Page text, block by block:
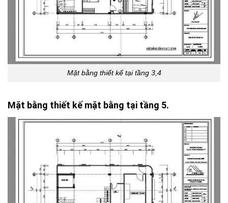
Mặt bằng thiết kế tại tầng 3,4
Mặt bằng thiết kế mặt bằng tại tầng 5.